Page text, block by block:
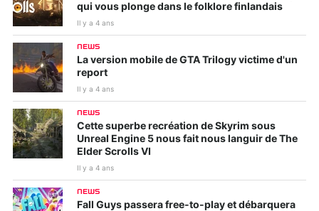
qui vous plonge dans le folklore finlandais
Il y a 4 ans
NEWS
La version mobile de GTA Trilogy victime d'un
report
Il y a 4 ans
NEWS
Cette superbe recréation de Skyrim sous
Unreal Engine 5 nous fait nous languir de The
Elder Scrolls VI
Il y a 4 ans
NEWS
Fall Guys passera free-to-play et débarquera